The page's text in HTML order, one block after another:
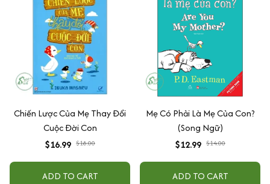
Chiến Lược Của Mẹ Thay Đổi
Cuộc Đời Con
$16.99 $18.00
ADD TO CART
Mẹ Có Phải Là Mẹ Của Con?
(Song Ngữ)
$12.99 $14.00
ADD TO CART